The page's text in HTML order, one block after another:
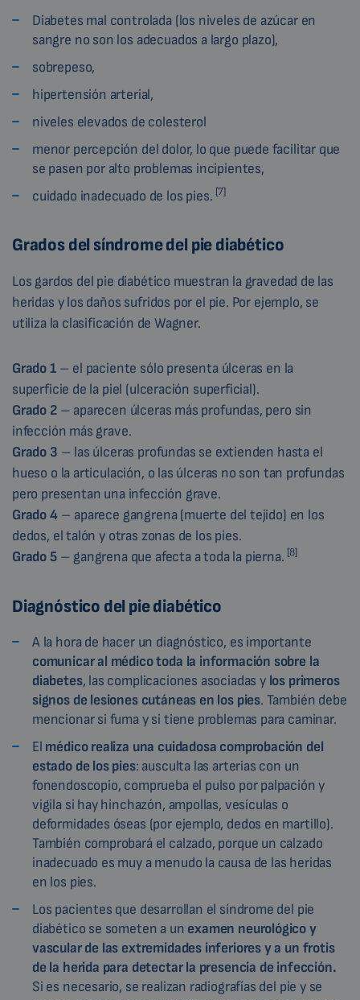
Diabetes mal controlada (los niveles de azúcar en
sangre no son los adecuados a largo plazo),
sobrepeso,
hipertensión arterial,
niveles elevados de colesterol
menor percepción del dolor, lo que puede facilitar que
se pasen por alto problemas incipientes,
cuidado inadecuado de los pies. [7]
Grados del síndrome del pie diabético
Los gardos del pie diabético muestran la gravedad de las
heridas y los daños sufridos por el pie. Por ejemplo, se
utiliza la clasificación de Wagner.
Grado 1– el paciente sólo presenta úlceras en la
superficie de la piel (ulceración superficial).
Grado 2– aparecen úlceras más profundas, pero sin
infección más grave.
Grado 3 – las úlceras profundas se extienden hasta el
hueso o la articulación, o las úlceras no son tan profundas
pero presentan una infección grave.
Grado 4– aparece gangrena (muerte del tejido) en los
dedos, el talón y otras zonas de los pies.
Grado 5– gangrena que afecta a toda la pierna. [8]
Diagnóstico del pie diabético
A la hora de hacer un diagnóstico, es importante
comunicar al médico toda la información sobre la
diabetes, las complicaciones asociadas ylos primeros
signos de lesiones cutáneas en los pies. También debe
mencionar si fuma y si tiene problemas para caminar.
El médico realiza una cuidadosa comprobación del
estado de los pies: ausculta las arterias con un
fonendoscopio, comprueba el pulso por palpación y
vigila si hay hinchazón, ampollas, vesículas o
deformidades óseas (por ejemplo, dedos en martillo).
También comprobará el calzado, porque un calzado
inadecuado es muy a menudo la causa de las heridas
en los pies.
Los pacientes que desarrollan el síndrome del pie
diabético se someten a un examen neurológico y
vascular de las extremidades inferiores y a un frotis
de la herida para detectar la presencia de infección.
Si es necesario, se realizan radiografías del pie y se